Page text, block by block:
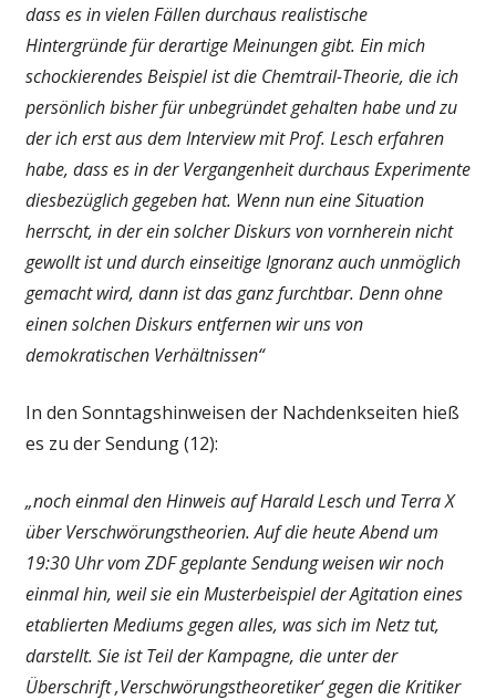
dass es in vielen Fällen durchaus realistische
Hintergründe für derartige Meinungen gibt. Ein mich
schockierendes Beispiel ist die Chemtrail-Theorie, die ich
persönlich bisher für unbegründet gehalten habe und zu
der ich erst aus dem Interview mit Prof. Lesch erfahren
habe, dass es in der Vergangenheit durchaus Experimente
diesbezüglich gegeben hat. Wenn nun eine Situation
herrscht, in der ein solcher Diskurs von vornherein nicht
gewollt ist und durch einseitige Ignoranz auch unmöglich
gemacht wird, dann ist das ganz furchtbar. Denn ohne
einen solchen Diskurs entfernen wir uns von
demokratischen Verhältnissen“
In den Sonntagshinweisen der Nachdenkseiten hieß
es zu der Sendung (12):
„noch einmal den Hinweis auf Harald Lesch und Terra X
über Verschwörungstheorien. Auf die heute Abend um
19:30 Uhr vom ZDF geplante Sendung weisen wir noch
einmal hin, weil sie ein Musterbeispiel der Agitation eines
etablierten Mediums gegen alles, was sich im Netz tut,
darstellt. Sie ist Teil der Kampagne, die unter der
Überschrift ‚Verschwörungstheoretiker‘ gegen die Kritiker